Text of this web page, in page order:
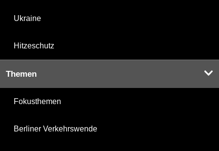
Ukraine
Hitzeschutz
Themen
Fokusthemen
Berliner Verkehrswende